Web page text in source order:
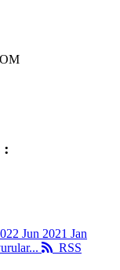
:
Jun 2021 Jan
RSS